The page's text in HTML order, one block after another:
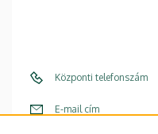
Központi telefonszám
E-mail cím